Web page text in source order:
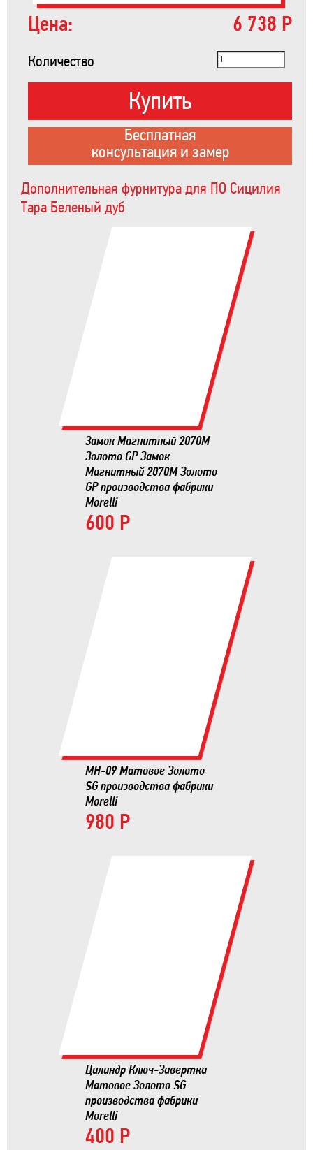
Цена: 6 738 Р
Количество
Купить
Бесплатная
консультация и замер
Дополнительная фурнитура для ПО Сицилия
Тара Беленый дуб
Замок Магнитный 2070М
Золото GP Замок
Магнитный 2070М Золото
GP производства фабрики
Morelli
600 Р
MH-09 Матовое Золото
SG производства фабрики
Morelli
980 Р
Цилиндр Ключ-Завертка
Матовое Золото SG
производства фабрики
Morelli
400 Р